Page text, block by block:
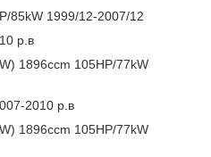
85kW 1999/12-2007/12
р.в
1896ccm 105HP/77kW
2010 р.в
1896ccm 105HP/77kW